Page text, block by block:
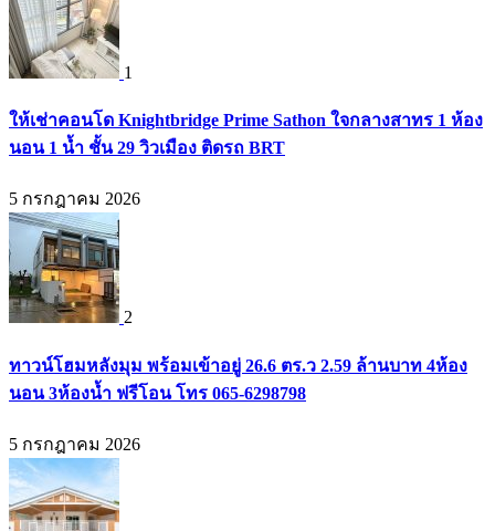
1
ให้เช่าคอนโด Knightbridge Prime Sathon ใจกลางสาทร 1 ห้อง
นอน 1 น้ำ ชั้น 29 วิวเมือง ติดรถ BRT
5 กรกฎาคม 2026
2
ทาวน์โฮมหลังมุม พร้อมเข้าอยู่ 26.6 ตร.ว 2.59 ล้านบาท 4ห้อง
นอน 3ห้องน้ำ ฟรีโอน โทร 065-6298798
5 กรกฎาคม 2026